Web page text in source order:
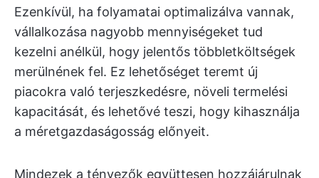
Ezenkívül, ha folyamatai optimalizálva vannak,
vállalkozása nagyobb mennyiségeket tud
kezelni anélkül, hogy jelentős többletköltségek
merülnének fel. Ez lehetőséget teremt új
piacokra való terjeszkedésre, növeli termelési
kapacitását, és lehetővé teszi, hogy kihasználja
a méretgazdaságosság előnyeit.
Mindezek a tényezők együttesen hozzájárulnak